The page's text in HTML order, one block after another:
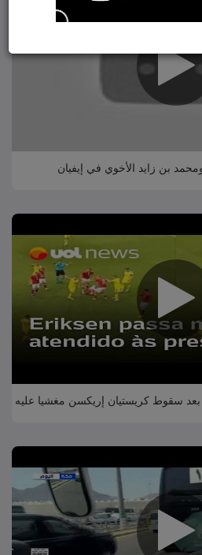
بن زايد الأخوي في إيفيان
بعد سقوط كريستيان إريكسن مغشيا عليه